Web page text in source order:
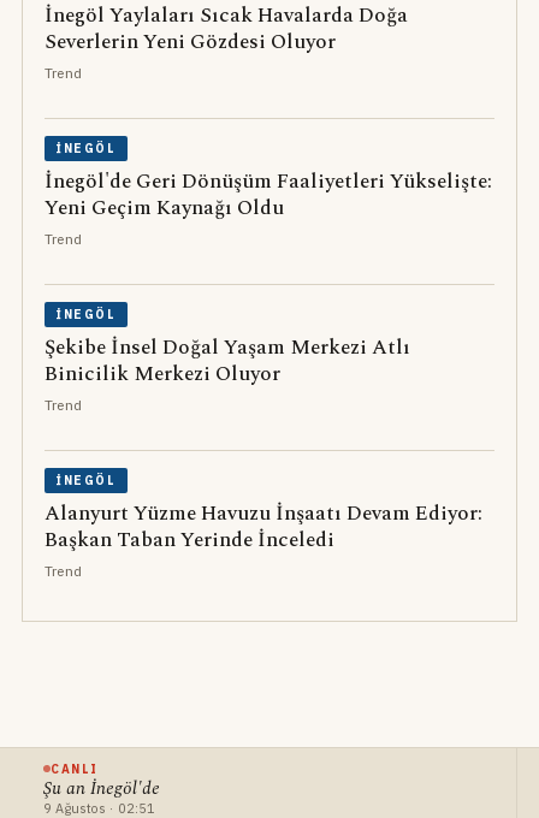
İnegöl Yaylaları Sıcak Havalarda Doğa
Severlerin Yeni Gözdesi Oluyor
Trend
İNEGÖL
İnegöl'de Geri Dönüşüm Faaliyetleri Yükselişte:
Yeni Geçim Kaynağı Oldu
Trend
İNEGÖL
Şekibe İnsel Doğal Yaşam Merkezi Atlı
Binicilik Merkezi Oluyor
Trend
İNEGÖL
Alanyurt Yüzme Havuzu İnşaatı Devam Ediyor:
Başkan Taban Yerinde İnceledi
Trend
CANLI
Şu an İnegöl'de
9 Ağustos · 02:51